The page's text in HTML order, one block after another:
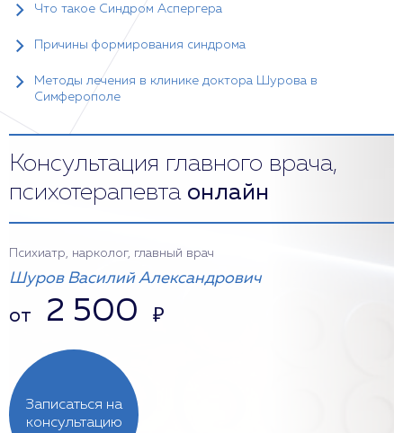
Что такое Синдром Аспергера
Причины формирования синдрома
Методы лечения в клинике доктора Шурова в
Симферополе
Консультация главного врача,
психотерапевта онлайн
Записаться на
консультацию
Психиатр, нарколог, главный врач
Шуров Василий Александрович
от 2 500 ₽